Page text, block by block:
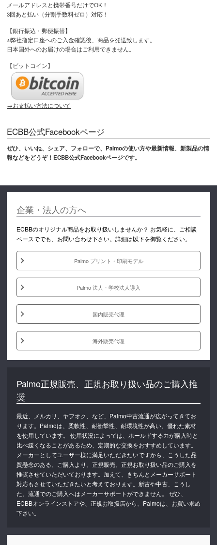
メールアドレスと携帯番号だけでOK！
3回あと払い（分割手数料ゼロ）対応！
【銀行振込・郵便振替】
※弊社指定口座へのご入金確認後、商品を発送致します。
日本国外へのお届けの場合はご利用できません。
【ビットコイン】
→お支払い方法について
ECBB公式Facebookページ
ぜひ、いいね、シェア、フォローで、Palmoの使い方や最新情報、新製品の情
報などをどうぞ！ECBB公式Facebookページです。
企業・法人の方へ
ECBBのオリジナル商品をお取り扱いしませんか？ お気軽に、ご相談
ベースででも、お問い合わせ下さい。詳細は以下を御覧ください。
Palmo プリント・印刷モデル
Palmo 法人・学校法人導入
国内販売代理
海外販売代理
Palmo正規販売、正規お取り扱い品のご購入推
奨
最近、メルカリ、ヤフオク、など、Palmo中古流通が広がってきてお
ります。Palmoは、柔軟性、耐衝撃性、耐環境性が高い、優れた素材
を使用しています。 使用状況によっては、ホールドする力が購入時と
比べ緩くなることがあるため、定期的な交換をおすすめしています。
メーカーとしてユーザー様に満足いただきたいですから、こうした品
質懸念のある、ご購入より、正規販売、正規お取り扱い品のご購入を
推奨させていただいております。加えて、きちんとメーカーサポート
対応もさせていただきたいと考えております。新古や中古、こうし
た、流通でのご購入へはメーカーサポートができません。 ぜひ、
ECBBオンラインストアや、正規お取扱店から、Palmoは、お買い求め
下さい。